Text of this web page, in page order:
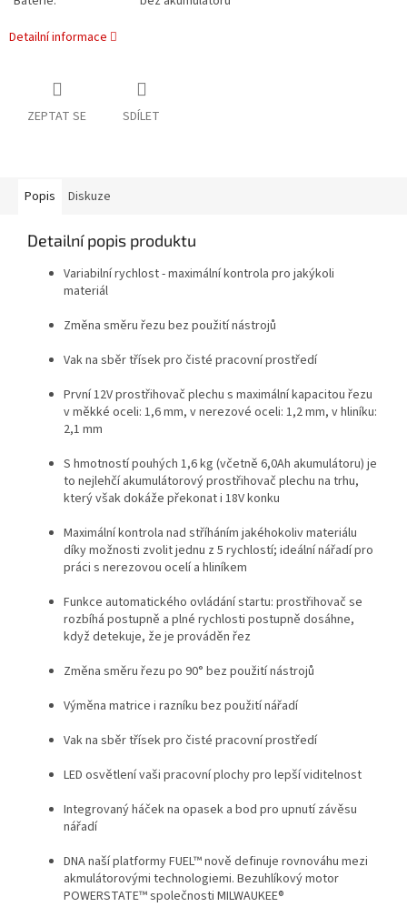
Detailní informace
ZEPTAT SE SDÍLET
Popis Diskuze
Detailní popis produktu
Variabilní rychlost - maximální kontrola pro jakýkoli
materiál
Změna směru řezu bez použití nástrojů
Vak na sběr třísek pro čisté pracovní prostředí
První 12V prostřihovač plechu s maximální kapacitou řezu
v měkké oceli: 1,6 mm, v nerezové oceli: 1,2 mm, v hliníku:
2,1 mm
S hmotností pouhých 1,6 kg (včetně 6,0Ah akumulátoru) je
to nejlehčí akumulátorový prostřihovač plechu na trhu,
který však dokáže překonat i 18V konku
Maximální kontrola nad stříháním jakéhokoliv materiálu
díky možnosti zvolit jednu z 5 rychlostí; ideální nářadí pro
práci s nerezovou ocelí a hliníkem
Funkce automatického ovládání startu: prostřihovač se
rozbíhá postupně a plné rychlosti postupně dosáhne,
když detekuje, že je prováděn řez
Změna směru řezu po 90° bez použití nástrojů
Výměna matrice i razníku bez použití nářadí
Vak na sběr třísek pro čisté pracovní prostředí
LED osvětlení vaši pracovní plochy pro lepší viditelnost
Integrovaný háček na opasek a bod pro upnutí závěsu
nářadí
DNA naší platformy FUEL™ nově definuje rovnováhu mezi
akmulátorovými technologiemi. Bezuhlíkový motor
POWERSTATE™ společnosti MILWAUKEE®